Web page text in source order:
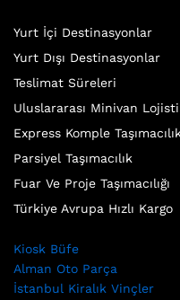
Yurt İçi Destinasyonlar
Yurt Dışı Destinasyonlar
Teslimat Süreleri
Uluslararası Minivan
Express Komple
Parsiyel Taşımacılık
Fuar Ve Proje Taşımacılığı
Türkiye Avrupa Hızlı Kargo
Kiosk Büfe
Alman Oto Parça
İstanbul Kiralık Vinçler